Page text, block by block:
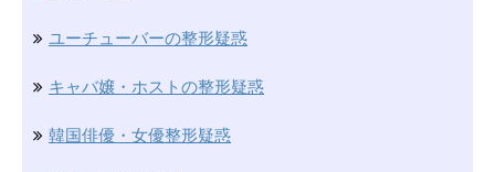
ユーチューバーの整形疑惑
キャバ嬢・ホストの整形疑惑
韓国俳優・女優整形疑惑